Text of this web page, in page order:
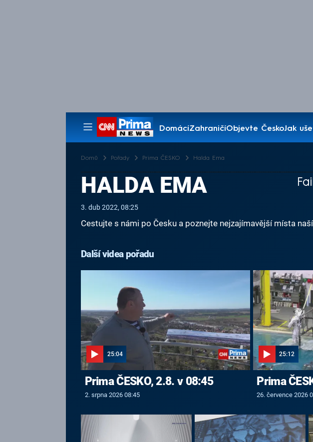
DomácíZahraničíObjevte ČeskoJak
Pořady
Domů Pořady Prima ČESKO Halda Ema
HALDA EMA
3. dub 2022, 08:25
Cestujte s námi po Česku a poznejte nejzajímavější místa
Další videa pořadu
25:04
Prima ČESKO, 2.8. v 08:45
2. srpna 2026 08:45
25:12
Prima
26. července 2026